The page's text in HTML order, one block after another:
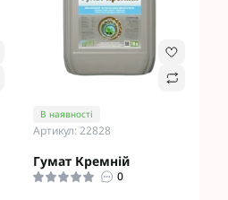
В наявності
Артикул: 22828
Гумат Кремній
0